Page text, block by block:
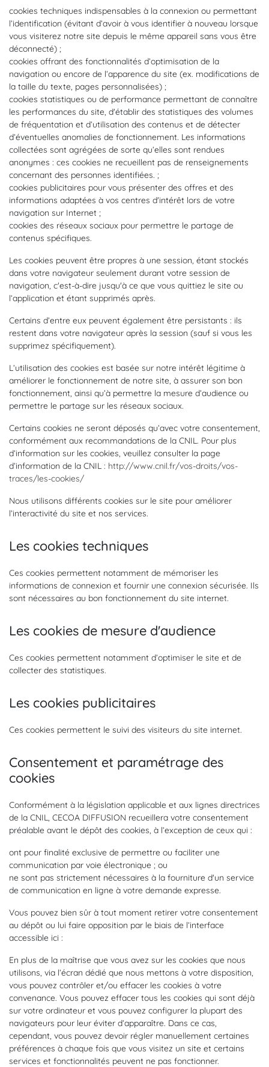
cookies techniques indispensables à la connexion ou permettant
l’identification (évitant d’avoir à vous identifier à nouveau lorsque
vous visiterez notre site depuis le même appareil sans vous être
déconnecté) ;
cookies offrant des fonctionnalités d’optimisation de la
navigation ou encore de l’apparence du site (ex. modifications de
la taille du texte, pages personnalisées) ;
cookies statistiques ou de performance permettant de connaître
les performances du site, d'établir des statistiques des volumes
de fréquentation et d’utilisation des contenus et de détecter
d’éventuelles anomalies de fonctionnement. Les informations
collectées sont agrégées de sorte qu’elles sont rendues
anonymes : ces cookies ne recueillent pas de renseignements
concernant des personnes identifiées. ;
cookies publicitaires pour vous présenter des offres et des
informations adaptées à vos centres d'intérêt lors de votre
navigation sur Internet ;
cookies des réseaux sociaux pour permettre le partage de
contenus spécifiques.
Les cookies peuvent être propres à une session, étant stockés
dans votre navigateur seulement durant votre session de
navigation, c'est-à-dire jusqu'à ce que vous quittiez le site ou
l’application et étant supprimés après.
Certains d’entre eux peuvent également être persistants : ils
restent dans votre navigateur après la session (sauf si vous les
supprimez spécifiquement).
L’utilisation des cookies est basée sur notre intérêt légitime à
améliorer le fonctionnement de notre site, à assurer son bon
fonctionnement, ainsi qu’à permettre la mesure d’audience ou
permettre le partage sur les réseaux sociaux.
Certains cookies ne seront déposés qu’avec votre consentement,
conformément aux recommandations de la CNIL. Pour plus
d’information sur les cookies, veuillez consulter la page
d’information de la CNIL : http://www.cnil.fr/vos-droits/vos-
traces/les-cookies/
Nous utilisons différents cookies sur le site pour améliorer
l’interactivité du site et nos services.
Les cookies techniques
Ces cookies permettent notamment de mémoriser les
informations de connexion et fournir une connexion sécurisée. Ils
sont nécessaires au bon fonctionnement du site internet.
Les cookies de mesure d'audience
Ces cookies permettent notamment d’optimiser le site et de
collecter des statistiques.
Les cookies publicitaires
Ces cookies permettent le suivi des visiteurs du site internet.
Consentement et paramétrage des
cookies
Conformément à la législation applicable et aux lignes directrices
de la CNIL, CECOA DIFFUSION recueillera votre consentement
préalable avant le dépôt des cookies, à l’exception de ceux qui :
ont pour finalité exclusive de permettre ou faciliter une
communication par voie électronique ; ou
ne sont pas strictement nécessaires à la fourniture d'un service
de communication en ligne à votre demande expresse.
Vous pouvez bien sûr à tout moment retirer votre consentement
au dépôt ou lui faire opposition par le biais de l’interface
accessible ici :
En plus de la maîtrise que vous avez sur les cookies que nous
utilisons, via l’écran dédié que nous mettons à votre disposition,
vous pouvez contrôler et/ou effacer les cookies à votre
convenance. Vous pouvez effacer tous les cookies qui sont déjà
sur votre ordinateur et vous pouvez configurer la plupart des
navigateurs pour leur éviter d’apparaître. Dans ce cas,
cependant, vous pouvez devoir régler manuellement certaines
préférences à chaque fois que vous visitez un site et certains
services et fonctionnalités peuvent ne pas fonctionner.